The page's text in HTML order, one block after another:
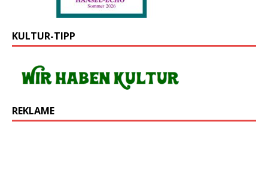
KULTUR-TIPP
REKLAME